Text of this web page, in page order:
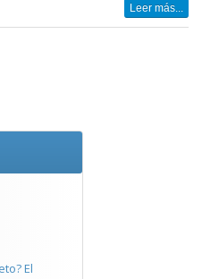
Leer más...
El